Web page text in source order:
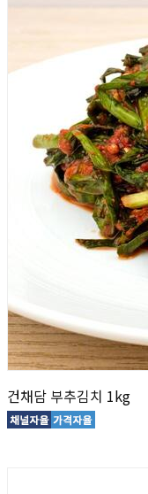
건채담 부추김치 1kg